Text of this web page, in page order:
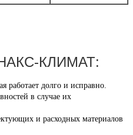
КЛИМАТ:
работает долго и исправно.
в случае их
и расходных материалов